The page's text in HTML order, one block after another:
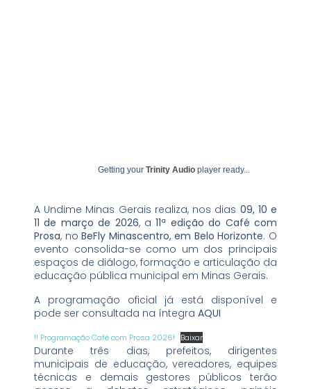
Getting your Trinity Audioplayer ready...
A Undime Minas Gerais realiza, nos dias 09, 10 e
11 de março de 2026, a11ª edição do Café com
Prosa, noBeFly Minascentro, em Belo Horizonte. O
evento consolida-se como um dos principais
espaços de diálogo, formação e articulação da
educação pública municipal em Minas Gerais.
A programação oficial já está disponível e
pode ser consultada na íntegra AQUI
!! Programação Café com Prosa 2026! Baixar
Durante três dias, prefeitos, dirigentes
municipais de educação, vereadores, equipes
técnicas e demais gestores públicos terão